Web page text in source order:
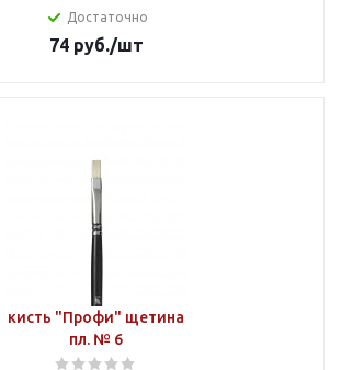
Достаточно
74руб./шт
кисть "Профи" щетина
пл. № 6